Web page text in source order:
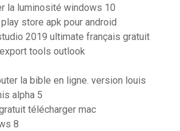
la luminosité windows 10
store apk pour android
2019 ultimate français gratuit
tools outlook
la bible en ligne. version louis
alpha 5
télécharger mac
8